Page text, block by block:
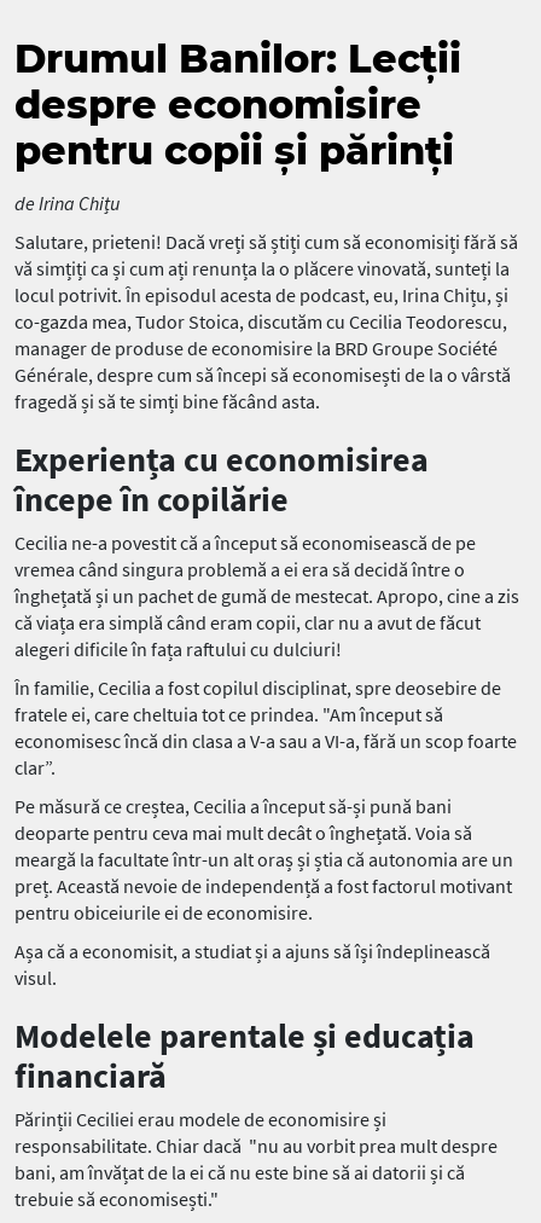
Drumul Banilor: Lecții
despre economisire
pentru copii și părinți
de Irina Chițu
Salutare, prieteni! Dacă vreți să știți cum să economisiți fără să
vă simțiți ca și cum ați renunța la o plăcere vinovată, sunteți la
locul potrivit. În episodul acesta de podcast, eu, Irina Chițu, și
co-gazda mea, Tudor Stoica, discutăm cu Cecilia Teodorescu,
manager de produse de economisire la BRD Groupe Société
Générale, despre cum să începi să economisești de la o vârstă
fragedă și să te simți bine făcând asta.
Experiența cu economisirea
începe în copilărie
Cecilia ne-a povestit că a început să economisească de pe
vremea când singura problemă a ei era să decidă între o
înghețată și un pachet de gumă de mestecat. Apropo, cine a zis
că viața era simplă când eram copii, clar nu a avut de făcut
alegeri dificile în fața raftului cu dulciuri!
În familie, Cecilia a fost copilul disciplinat, spre deosebire de
fratele ei, care cheltuia tot ce prindea. "Am început să
economisesc încă din clasa a V-a sau a VI-a, fără un scop foarte
clar”.
Pe măsură ce creștea, Cecilia a început să-și pună bani
deoparte pentru ceva mai mult decât o înghețată. Voia să
meargă la facultate într-un alt oraș și știa că autonomia are un
preț. Această nevoie de independență a fost factorul motivant
pentru obiceiurile ei de economisire.
Așa că a economisit, a studiat și a ajuns să își îndeplinească
visul.
Modelele parentale și educația
financiară
Părinții Ceciliei erau modele de economisire și
responsabilitate. Chiar dacă "nu au vorbit prea mult despre
bani, am învățat de la ei că nu este bine să ai datorii și că
trebuie să economisești."